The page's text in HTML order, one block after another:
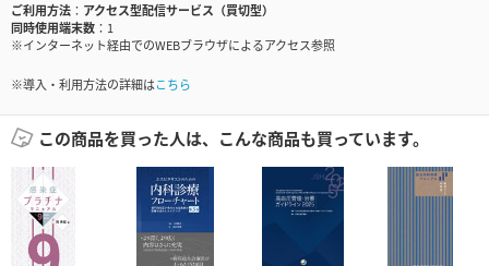
ご利用方法
アクセス型配信サービス（買切型）
同時使用端末数
1
※インターネット経由でのWEBブラウザによるアクセス参照
※導入・利用方法の詳細はこちら
この商品を買った人は、こんな商品も買っています。